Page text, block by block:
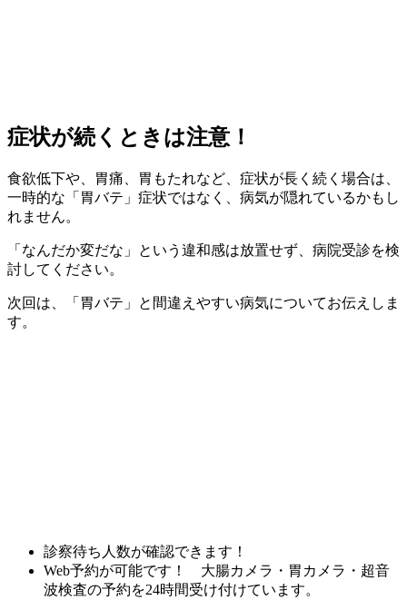
症状が続くときは注意！
食欲低下や、胃痛、胃もたれなど、症状が長く続く場合は、
一時的な「胃バテ」症状ではなく、病気が隠れているかもし
れません。
「なんだか変だな」という違和感は放置せず、病院受診を検
討してください。
次回は、「胃バテ」と間違えやすい病気についてお伝えしま
す。
診察待ち人数が確認できます！
Web予約が可能です！ 大腸カメラ・胃カメラ・超音
波検査の予約を24時間受け付けています。